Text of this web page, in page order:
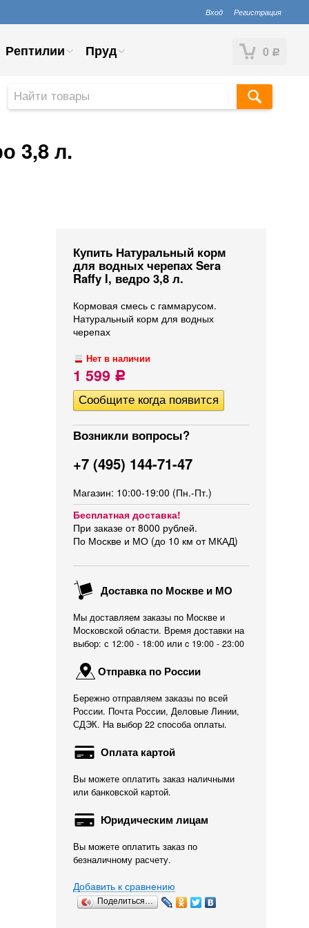
Вход Регистрация
0 Р
Рептилии Пруд
3,8 л.
Купить Натуральный корм
для водных черепах Sera
Raffy I, ведро 3,8 л.
Кормовая смесь с гаммарусом.
Натуральный корм для водных
черепах
Нет в наличии
1 599 Р
Возникли вопросы?
+7 (495) 144-71-47
Магазин: 10:00-19:00 (Пн.-Пт.)
Бесплатная доставка!
При заказе от 8000 рублей.
По Москве и МО (до 10 км от МКАД)
Доставка по Москве и МО
Мы доставляем заказы по Москве и
Московской области. Время доставки на
выбор: с 12:00 - 18:00 или c 19:00 - 23:00
Отправка по России
Бережно отправляем заказы по всей
России. Почта России, Деловые Линии,
СДЭК. На выбор 22 способа оплаты.
Оплата картой
Вы можете оплатить заказ наличными
или банковской картой.
Юридическим лицам
Вы можете оплатить заказ по
безналичному расчету.
Добавить к сравнению
Поделиться…